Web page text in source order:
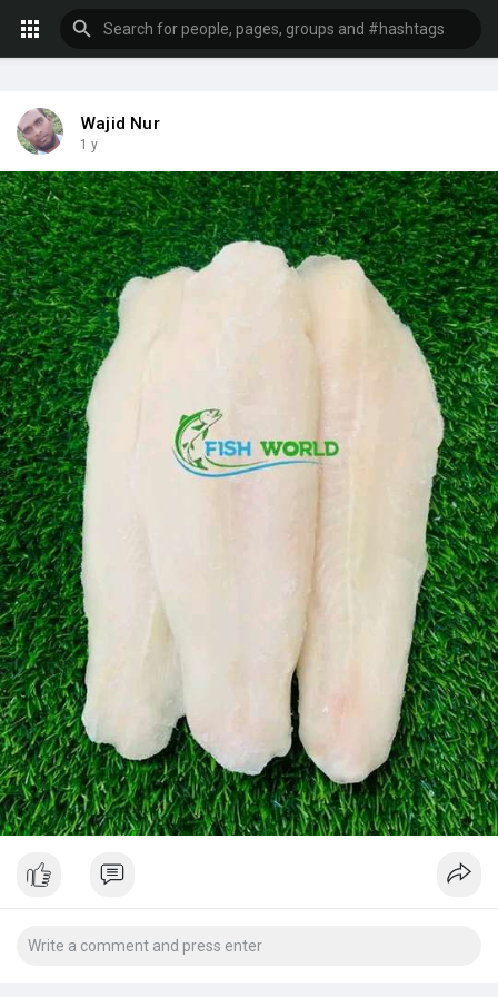
Wajid Nur
1 y